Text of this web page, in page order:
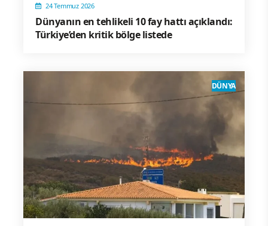
24 Temmuz 2026
Dünyanın en tehlikeli 10 fay hattı açıklandı:
Türkiye’den kritik bölge listede
DÜNYA